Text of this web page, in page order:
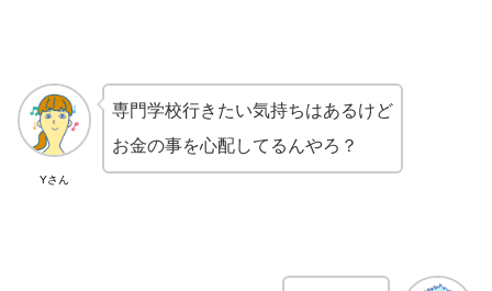
Yさん
専門学校行きたい気持ちはあるけど
お金の事を心配してるんやろ？